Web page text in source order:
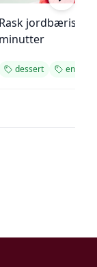
Rask
minutter
dessert enkel